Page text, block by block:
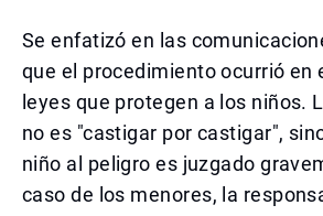
Se enfatizó en las
que el procedimiento ocurrió en
leyes que protegen a los niños.
no es "castigar por castigar",
niño al peligro es juzgado
caso de los menores, la